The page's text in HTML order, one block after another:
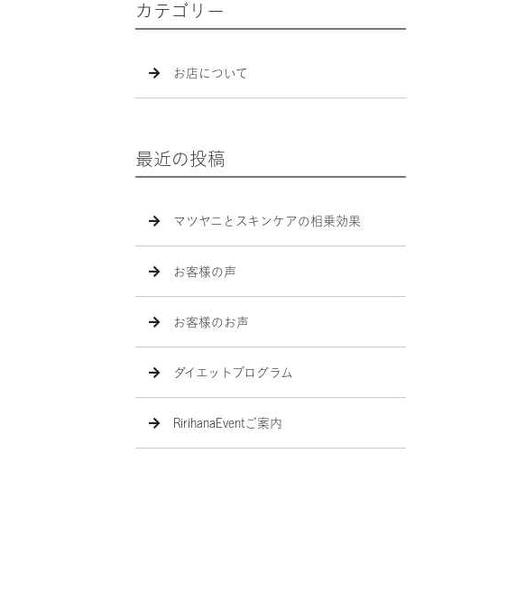
カテゴリー
お店について
最近の投稿
マツヤニとスキンケアの相乗効果
お客様の声
お客様のお声
ダイエットプログラム
RirihanaEventご案内